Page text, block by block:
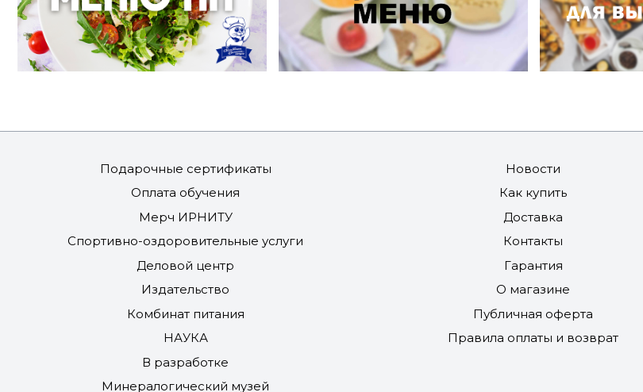
Подарочные сертификаты
Оплата обучения
Мерч ИРНИТУ
Спортивно-оздоровительные услуги
Деловой центр
Издательство
Комбинат питания
НАУКА
В разработке
Минералогический музей
Новости
Как купить
Доставка
Контакты
Гарантия
О магазине
Публичная оферта
Правила оплаты и возврат